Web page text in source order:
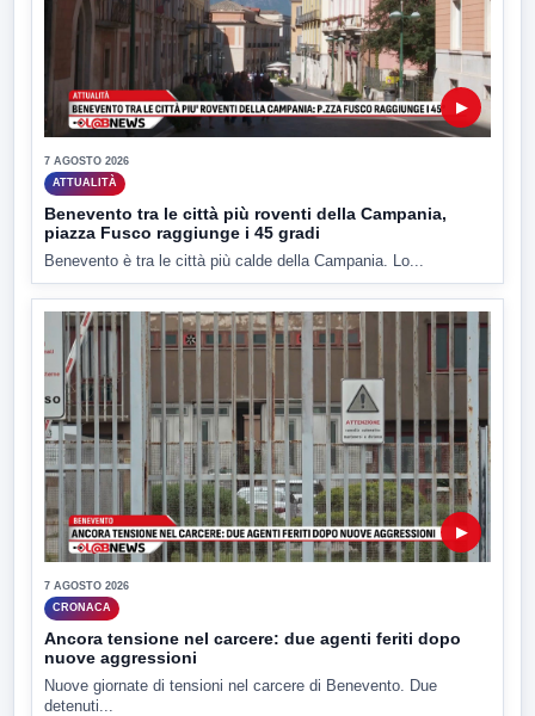
▶
7 AGOSTO 2026
ATTUALITÀ
Benevento tra le città più roventi della Campania,
piazza Fusco raggiunge i 45 gradi
Benevento è tra le città più calde della Campania. Lo...
▶
7 AGOSTO 2026
CRONACA
Ancora tensione nel carcere: due agenti feriti dopo
nuove aggressioni
Nuove giornate di tensioni nel carcere di Benevento. Due
detenuti...